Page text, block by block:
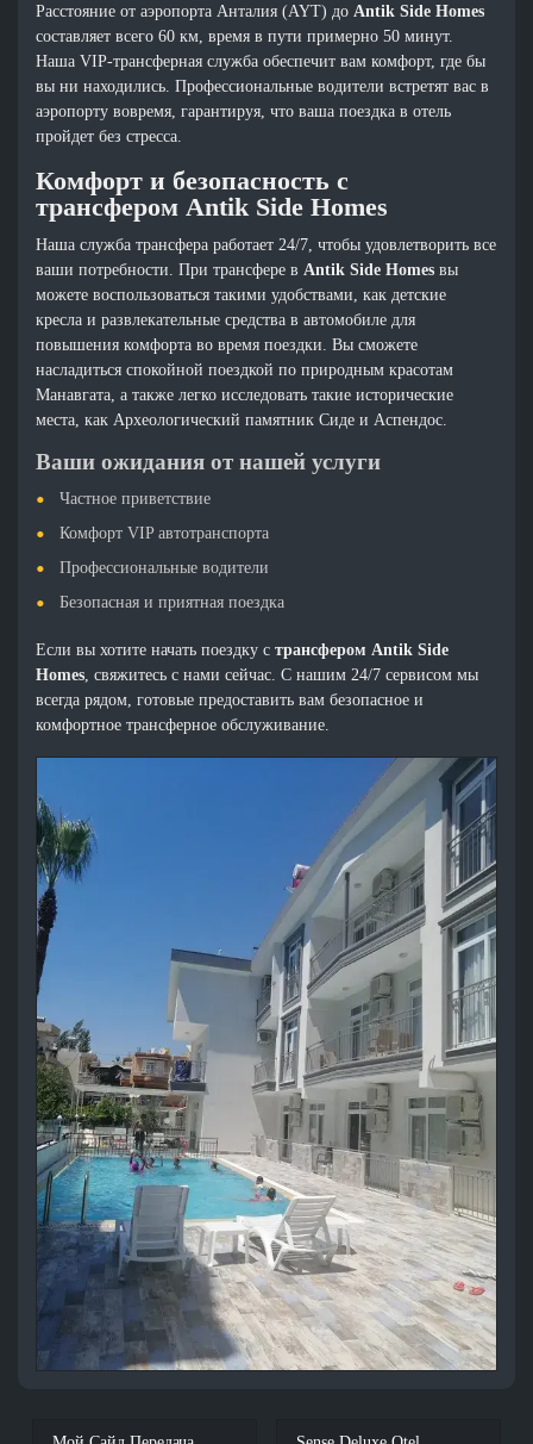
Расстояние от аэропорта Анталия (AYT) до Antik Side Homes
составляет всего 60 км, время в пути примерно 50 минут.
Наша VIP-трансферная служба обеспечит вам комфорт, где бы
вы ни находились. Профессиональные водители встретят вас в
аэропорту вовремя, гарантируя, что ваша поездка в отель
пройдет без стресса.
Комфорт и безопасность с
трансфером Antik Side Homes
Наша служба трансфера работает 24/7, чтобы удовлетворить все
ваши потребности. При трансфере в Antik Side Homes вы
можете воспользоваться такими удобствами, как детские
кресла и развлекательные средства в автомобиле для
повышения комфорта во время поездки. Вы сможете
насладиться спокойной поездкой по природным красотам
Манавгата, а также легко исследовать такие исторические
места, как Археологический памятник Сиде и Аспендос.
Ваши ожидания от нашей услуги
Частное приветствие
Комфорт VIP автотранспорта
Профессиональные водители
Безопасная и приятная поездка
Если вы хотите начать поездку странсфером Antik Side
Homes , свяжитесь с нами сейчас. С нашим 24/7 сервисом мы
всегда рядом, готовые предоставить вам безопасное и
комфортное трансферное обслуживание.